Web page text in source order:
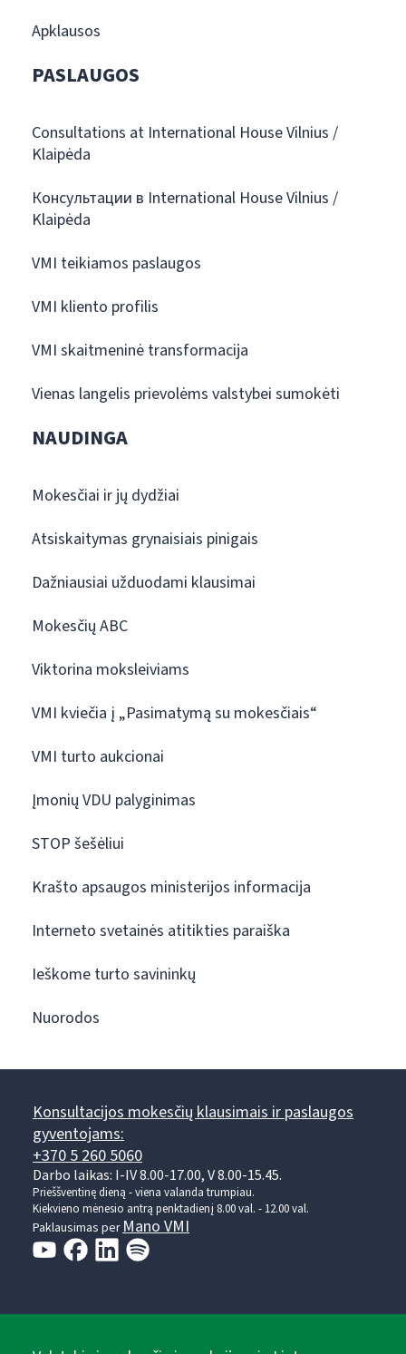
Apklausos
PASLAUGOS
Consultations at International House Vilnius /
Klaipėda
Консультации в International House Vilnius /
Klaipėda
VMI teikiamos paslaugos
VMI kliento profilis
VMI skaitmeninė transformacija
Vienas langelis prievolėms valstybei sumokėti
NAUDINGA
Mokesčiai ir jų dydžiai
Atsiskaitymas grynaisiais pinigais
Dažniausiai užduodami klausimai
Mokesčių ABC
Viktorina moksleiviams
VMI kviečia į „Pasimatymą su mokesčiais“
VMI turto aukcionai
Įmonių VDU palyginimas
STOP šešėliui
Krašto apsaugos ministerijos informacija
Interneto svetainės atitikties paraiška
Ieškome turto savininkų
Nuorodos
Konsultacijos mokesčių klausimais ir paslaugos
gyventojams:
+370 5 260 5060
Darbo laikas: I-IV 8.00-17.00, V 8.00-15.45.
Prieššventinę dieną - viena valanda trumpiau.
Kiekvieno mėnesio antrą penktadienį 8.00 val. - 12.00 val.
Paklausimas perMano VMI